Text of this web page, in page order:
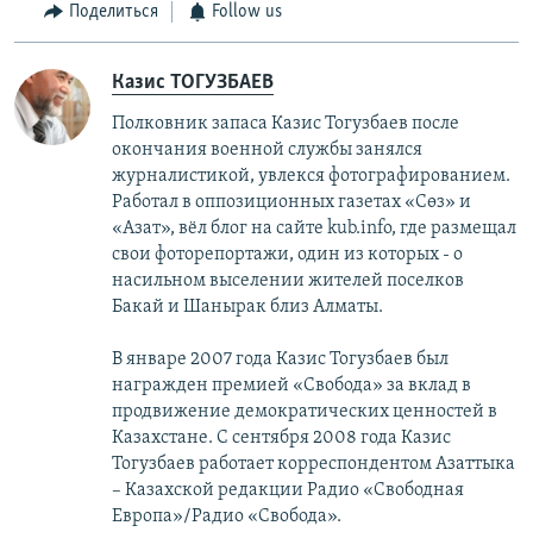
Поделиться Follow us
Казис ТОГУЗБАЕВ
Полковник запаса Казис Тогузбаев после
окончания военной службы занялся
журналистикой, увлекся фотографированием.
Работал в оппозиционных газетах «Сөз» и
«Азат», вёл блог на сайте kub.info, где размещал
свои фоторепортажи, один из которых - о
насильном выселении жителей поселков
Бакай и Шанырак близ Алматы.
В январе 2007 года Казис Тогузбаев был
награжден премией «Свобода» за вклад в
продвижение демократических ценностей в
Казахстане. С сентября 2008 года Казис
Тогузбаев работает корреспондентом Азаттыка
– Казахской редакции Радио «Свободная
Европа»/Радио «Свобода».